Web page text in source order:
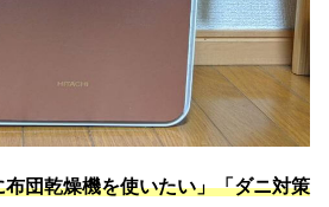
団乾燥機を使いたい」「ダニ対策